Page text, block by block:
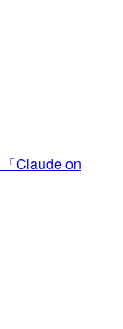
Claude on